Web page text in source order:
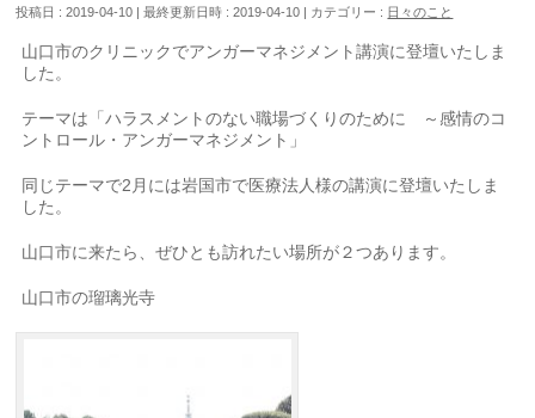
投稿日 : 2019-04-10 最終更新日時 : 2019-04-10 カテゴリー : 日々のこと
山口市のクリニックでアンガーマネジメント講演に登壇いたしま
した。
テーマは「ハラスメントのない職場づくりのために ～感情のコ
ントロール・アンガーマネジメント」
同じテーマで2月には岩国市で医療法人様の講演に登壇いたしま
した。
山口市に来たら、ぜひとも訪れたい場所が２つあります。
山口市の瑠璃光寺